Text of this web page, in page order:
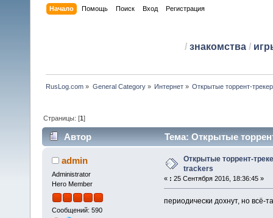
Начало Помощь Поиск Вход Регистрация
/ знакомства/
RusLog.com » General Category» Интернет» Открытые торрент-
Страницы: [1]
Автор Тема: Открытые
admin
Administrator
Hero Member
Сообщений: 590
Открытые торрент-
trackers
« : 25 Сентября 2016, 18:36:45 »
периодически дохнут, но всё-